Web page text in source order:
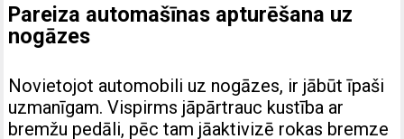
Pareiza automašīnas apturēšana uz
nogāzes
Novietojot automobili uz nogāzes, ir jābūt īpaši
uzmanīgam. Vispirms jāpārtrauc kustība ar
bremžu pedāli, pēc tam jāaktivizē rokas bremze